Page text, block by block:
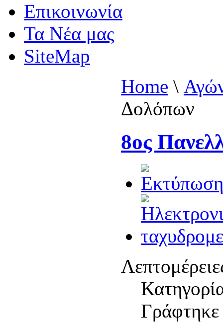
Επικοινωνία
Τα Νέα μας
SiteMap
Home \
Δολόπων
8ος